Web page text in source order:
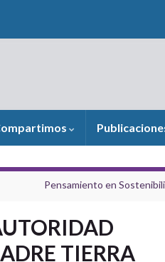
Pensamiento en
TIERRA